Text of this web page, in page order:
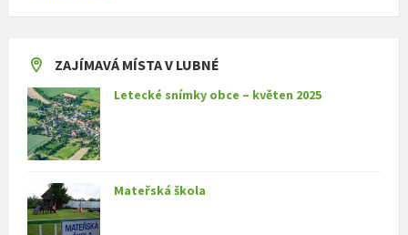
ZAJÍMAVÁ MÍSTA V LUBNÉ
Letecké snímky obce – květen 2025
Mateřská škola